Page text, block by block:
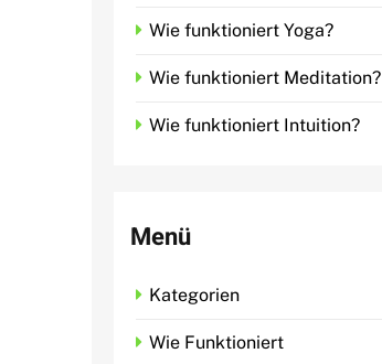
Wie funktioniert Yoga?
Wie funktioniert Meditation?
Wie funktioniert Intuition?
Menü
Kategorien
Wie Funktioniert